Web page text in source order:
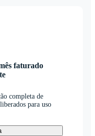
faturado
completa de
para uso